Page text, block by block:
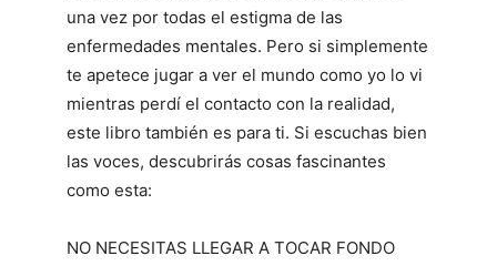
una vez por todas el estigma de las
enfermedades mentales. Pero si simplemente
te apetece jugar a ver el mundo como yo lo vi
mientras perdí el contacto con la realidad,
este libro también es para ti. Si escuchas bien
las voces, descubrirás cosas fascinantes
como esta:
NO NECESITAS LLEGAR A TOCAR FONDO